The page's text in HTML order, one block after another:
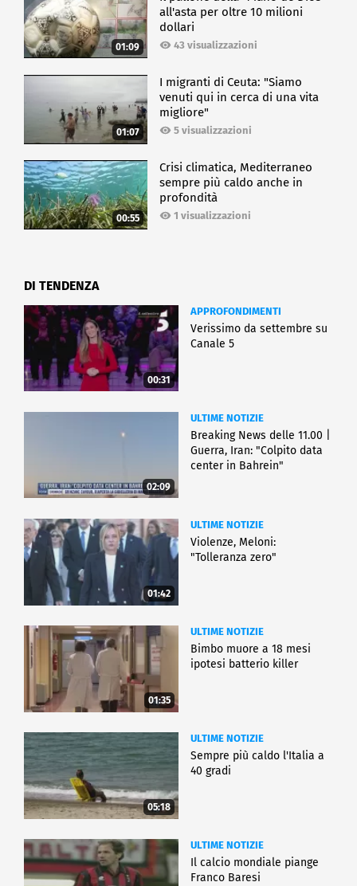
01:09
all'asta per oltre 10 milioni
dollari
43 visualizzazioni
01:07
I migranti di Ceuta: "Siamo
venuti qui in cerca di una vita
migliore"
5 visualizzazioni
00:55
Crisi climatica, Mediterraneo
sempre più caldo anche in
profondità
1 visualizzazioni
DI TENDENZA
00:31
APPROFONDIMENTI
Verissimo da settembre su
Canale 5
02:09
ULTIME NOTIZIE
Breaking News delle 11.00 |
Guerra, Iran: "Colpito data
center in Bahrein"
01:42
ULTIME NOTIZIE
Violenze, Meloni:
"Tolleranza zero"
01:35
ULTIME NOTIZIE
Bimbo muore a 18 mesi
ipotesi batterio killer
05:18
ULTIME NOTIZIE
Sempre più caldo l'Italia a
40 gradi
ULTIME NOTIZIE
Il calcio mondiale piange
Franco Baresi